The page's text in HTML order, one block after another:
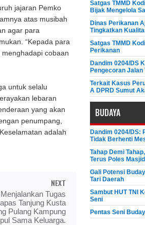
jajaran Pemko
atas musibah
agar para
“Kepada para
cobaan
untuk selalu
lebaran
yang akan
penumpang,
adalah
NEXT
Tugas
Tanjung Kusta
Pulang Kampung
Sama Keluarga.
Satgas TMMD
Bijak Mengelola
Dinas Perikanan
Tingkatkan
Satgas TMMD
Perikanan
Dandim 0204/DS
Pengecoran Jalan
Terkait Kasus
A DPRD Sumut
BUDAYA
Dandim 0204/DS:
Tidak Berhenti
Tahap Demi
Terus Poles
Gali Potensi
Tari Daerah
Sambut HUT TNI
Seni
Pentas Seni